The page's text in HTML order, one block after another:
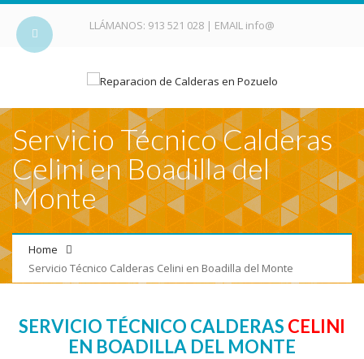
LLÁMANOS: 913 521 028 | EMAIL info@
Servicio Técnico Calderas
Celini en Boadilla del
Monte
Home
Servicio Técnico Calderas Celini en Boadilla del Monte
SERVICIO TÉCNICO CALDERAS CELINI
EN BOADILLA DEL MONTE